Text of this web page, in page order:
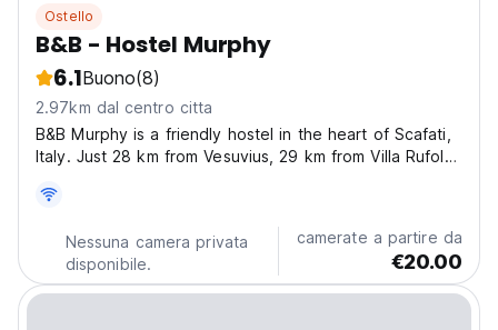
Ostello
B&B - Hostel Murphy
6.1Buono(8)
2.97km dal centro citta
B&B Murphy is a friendly hostel in the heart of Scafati,
Italy. Just 28 km from Vesuvius, 29 km from Villa Rufolo,
separate male and female dorms, a shared kitchen,
bathrooms, and a cozy common room to relax...
Nessuna camera privata
disponibile.
camerate a partire da
€20.00